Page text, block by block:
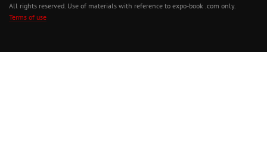
All rights reserved. Use of materials with reference to expo-book .com only.
Terms of use